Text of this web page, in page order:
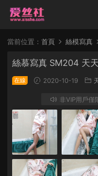
當前位置： 首頁 絲模寫真
絲慕寫真 SM204 天
在線 2020-10-19
非VIP用戶僅